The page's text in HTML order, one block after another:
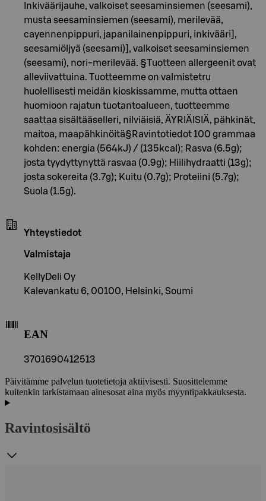
Inkiväärijauhe, valkoiset seesaminsiemen (seesami),
musta seesaminsiemen (seesami), merilevää,
cayennenpippuri, japanilainenpippuri, inkivääri],
seesamiöljyä (seesami)], valkoiset seesaminsiemen
(seesami), nori-merilevää. §Tuotteen allergeenit ovat
alleviivattuina. Tuotteemme on valmistetru
huolellisesti meidän kioskissamme, mutta ottaen
huomioon rajatun tuotantoalueen, tuotteemme
saattaa sisältääselleri, nilviäisiä, ÄYRIÄISIÄ, pähkinät,
maitoa, maapähkinöitä§Ravintotiedot 100 grammaa
kohden: energia (564kJ) / (135kcal); Rasva (6.5g);
josta tyydyttynyttä rasvaa (0.9g); Hiilihydraatti (13g);
josta sokereita (3.7g); Kuitu (0.7g); Proteiini (5.7g);
Suola (1.5g).
Yhteystiedot
Valmistaja
KellyDeli Oy
Kalevankatu 6, 00100, Helsinki, Soumi
EAN
3701690412513
Päivitämme palvelun tuotetietoja aktiivisesti. Suosittelemme
kuitenkin tarkistamaan ainesosat aina myös myyntipakkauksesta.
Ravintosisältö